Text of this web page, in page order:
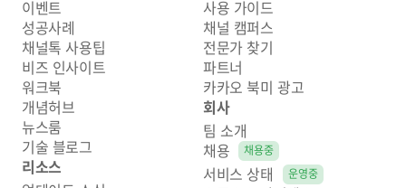
이벤트
성공사례
채널톡 사용팁
비즈 인사이트
워크북
개념허브
뉴스룸
기술 블로그
리소스
사용 가이드
채널 캠퍼스
전문가 찾기
파트너
카카오 북미 광고
회사
팀 소개
채용
채용중
서비스 상태 운영중